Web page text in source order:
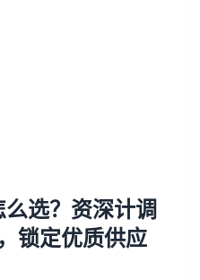
选？资深计调
锁定优质供应